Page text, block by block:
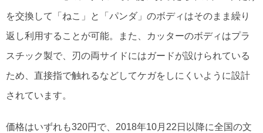
を交換して「ねこ」と「パンダ」のボディはそのまま繰り
返し利用することが可能。また、カッターのボディはプラ
スチック製で、刃の両サイドにはガードが設けられている
ため、直接指で触れるなどしてケガをしにくいように設計
されています。
価格はいずれも320円で、2018年10月22日以降に全国の文